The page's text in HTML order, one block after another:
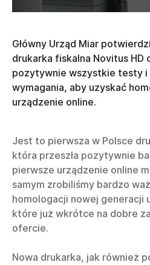
Główny Urząd Miar
drukarka fiskalna Novitus HD
pozytywnie wszystkie testy i
wymagania, aby uzyskać
urządzenie online.
Jest to pierwsza w Polsce
która przeszła pozytywnie
pierwsze urządzenie online
samym zrobiliśmy bardzo
homologacji nowej generacji
które już wkrótce na dobre
ofercie.
Nowa drukarka, jak również